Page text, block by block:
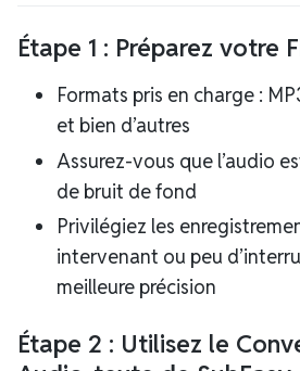
Étape 1 : Préparez votre
Formats pris en charge :
et bien d’autres
Assurez-vous que l’audio
de bruit de fond
Privilégiez les
intervenant ou peu
meilleure précision
Étape 2 : Utilisez le